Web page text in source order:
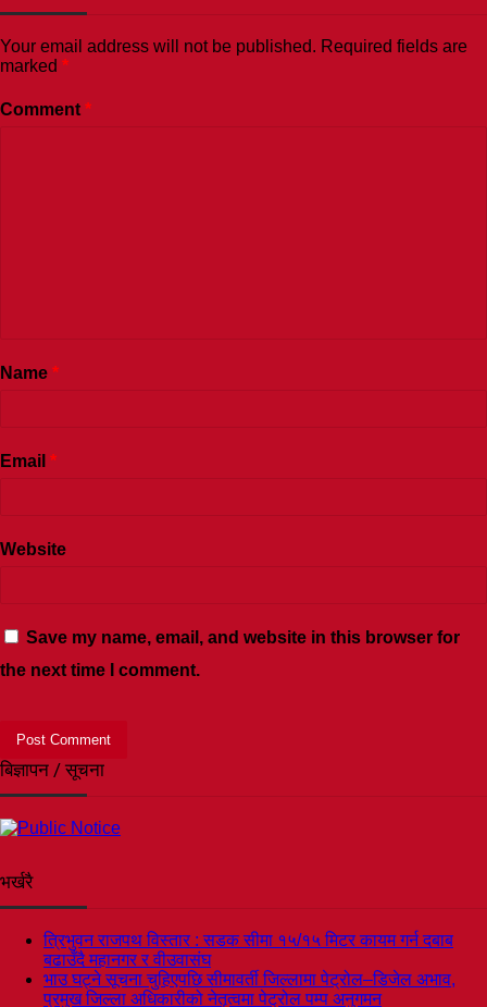
Your email address will not be published. Required fields are
marked *
Comment *
Name *
Email *
Website
Save my name, email, and website in this browser for
the next time I comment.
बिज्ञापन / सूचना
भर्खरै
त्रिभुवन राजपथ विस्तार : सडक सीमा १५/१५ मिटर कायम गर्न दबाब
बढाउँदै महानगर र वीउवासंघ
भाउ घट्ने सूचना चुहिएपछि सीमावर्ती जिल्लामा पेट्रोल–डिजेल अभाव,
प्रमुख जिल्ला अधिकारीको नेतृत्वमा पेट्रोल पम्प अनुगमन